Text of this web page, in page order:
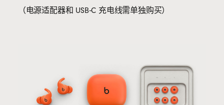
（电源适配器和 USB‑C 充电线需单独购买）